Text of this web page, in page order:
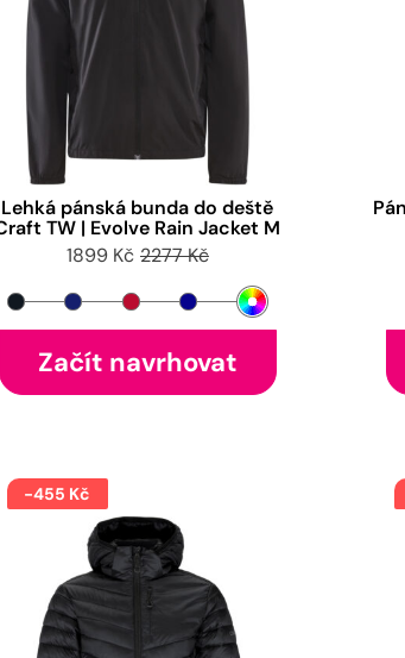
Lehká pánská bunda do deště
TW | Evolve Rain Jacket M
1899 Kč 2277 Kč
Začít navrhovat
-455 Kč